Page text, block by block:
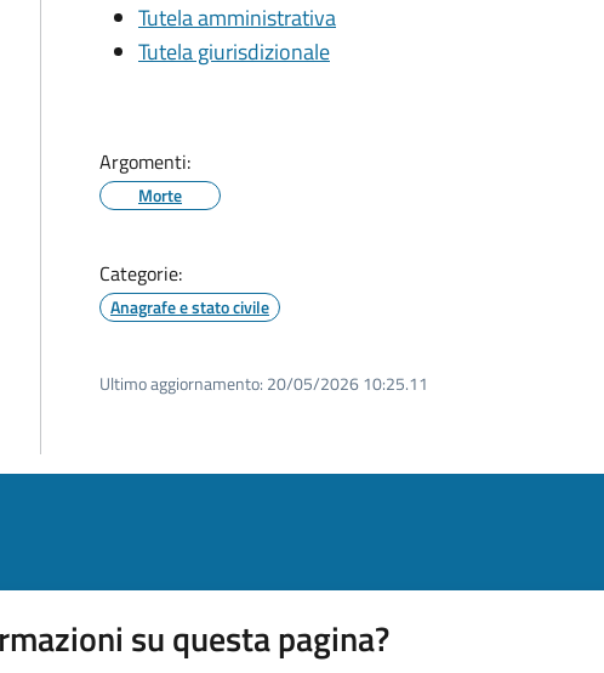
Tutela amministrativa
Tutela giurisdizionale
Argomenti:
Morte
Categorie:
Anagrafe e stato civile
Ultimo aggiornamento: 20/05/2026 10:25.11
su questa pagina?